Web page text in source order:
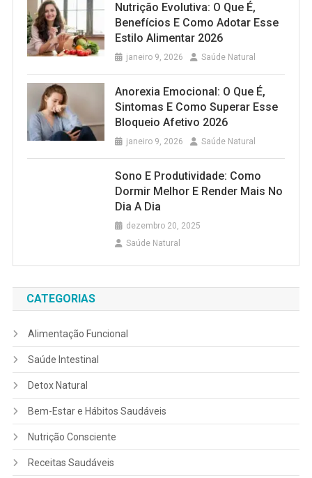
Nutrição Evolutiva: O Que É,
Benefícios E Como Adotar Esse
Estilo Alimentar 2026
janeiro 9, 2026 Saúde Natural
Anorexia Emocional: O Que É,
Sintomas E Como Superar Esse
Bloqueio Afetivo 2026
janeiro 9, 2026 Saúde Natural
Sono E Produtividade: Como
Dormir Melhor E Render Mais No
Dia A Dia
dezembro 20, 2025
Saúde Natural
CATEGORIAS
Alimentação Funcional
Saúde Intestinal
Detox Natural
Bem-Estar e Hábitos Saudáveis
Nutrição Consciente
Receitas Saudáveis